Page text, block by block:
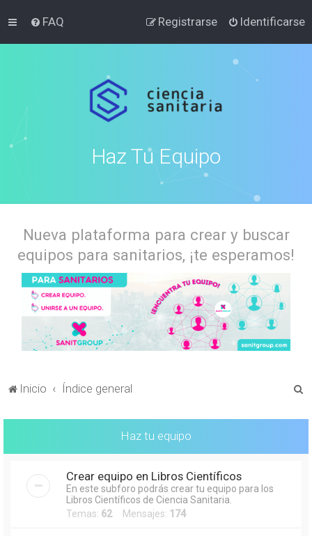
FAQ Identificarse
Registrarse
Haz Tu Equipo
Nueva plataforma para crear y buscar
equipos para sanitarios, ¡te esperamos!
Inicio Índice general
Haz tu equipo
Crear equipo en Libros Científicos
En este subforo podrás crear tu equipo para los
Libros Científicos de Ciencia Sanitaria.
Temas: 62Mensajes: 174